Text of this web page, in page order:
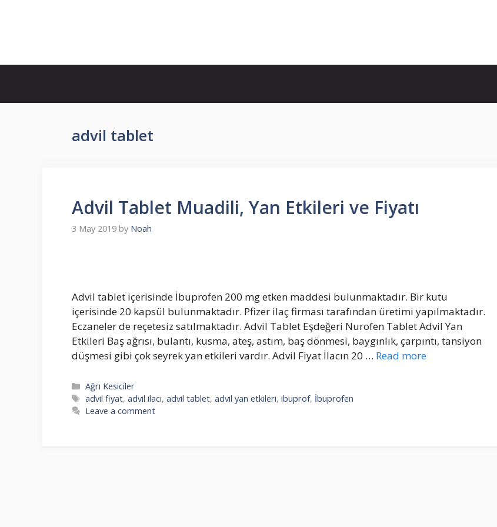
advil tablet
Advil Tablet Muadili, Yan Etkileri ve Fiyatı
3 May 2019 by Noah
Advil tablet içerisinde İbuprofen 200 mg etken maddesi bulunmaktadır. Bir kutu
içerisinde 20 kapsül bulunmaktadır. Pfizer ilaç firması tarafından üretimi yapılmaktadır.
Eczaneler de reçetesiz satılmaktadır. Advil Tablet Eşdeğeri Nurofen Tablet Advil Yan
Etkileri Baş ağrısı, bulantı, kusma, ateş, astım, baş dönmesi, baygınlık, çarpıntı, tansiyon
düşmesi gibi çok seyrek yan etkileri vardır. Advil Fiyat İlacın 20 … Read more
Categories
Ağrı Kesiciler
Tags
advil fiyat,advil ilacı,advil tablet,advil yan etkileri,ibuprof, İbuprofen
Leave a comment